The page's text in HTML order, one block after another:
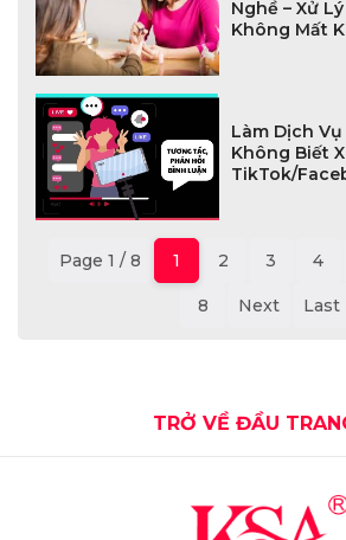
Nghề – Xử
Không Mất
Làm Dịch
Không Biết
TikTok/
Page 1 / 8 1 2 3 4
8 Next Last
TRỞ VỀ ĐẦU